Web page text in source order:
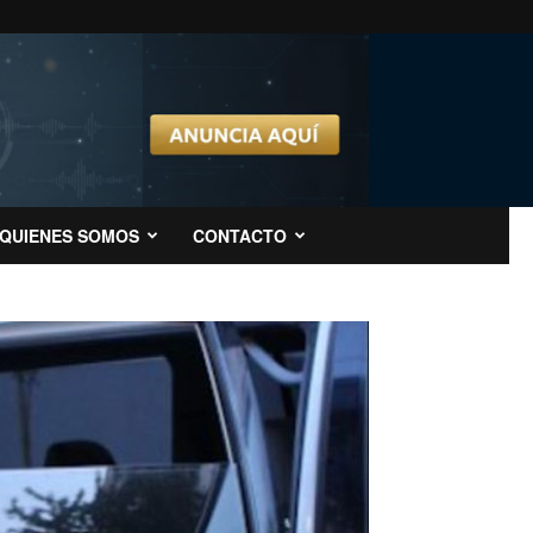
QUIENES SOMOS CONTACTO